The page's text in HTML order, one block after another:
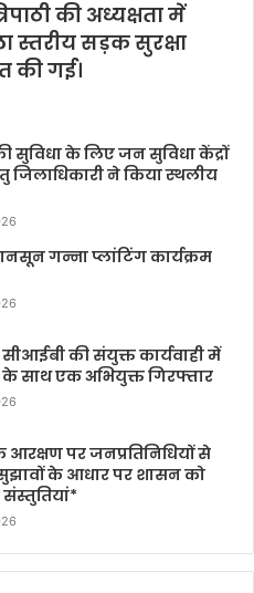
की अध्यक्षता में
स्तरीय सड़क सुरक्षा
की गई।
सुविधा के लिए जन सुविधा केंद्रों
जिलाधिकारी ने किया स्थलीय
गन्ना प्लांटिंग कार्यक्रम
की संयुक्त कार्यवाही में
साथ एक अभियुक्त गिरफ्तार
आरक्षण पर जनप्रतिनिधियों से
के आधार पर शासन को